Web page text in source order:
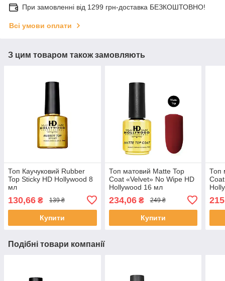
При замовленні від 1299 грн-доставка БЕЗКОШТОВНО!
Всі умови оплати
З цим товаром також замовляють
Топ Каучуковий Rubber
Top Sticky HD Hollywood 8
мл
130,66 ₴ 139 ₴
Купити
Топ матовий Matte Top
Coat «Velvet» No Wipe HD
Hollywood 16 мл
234,06₴ 249 ₴
Купити
Топ
Подібні товари компанії